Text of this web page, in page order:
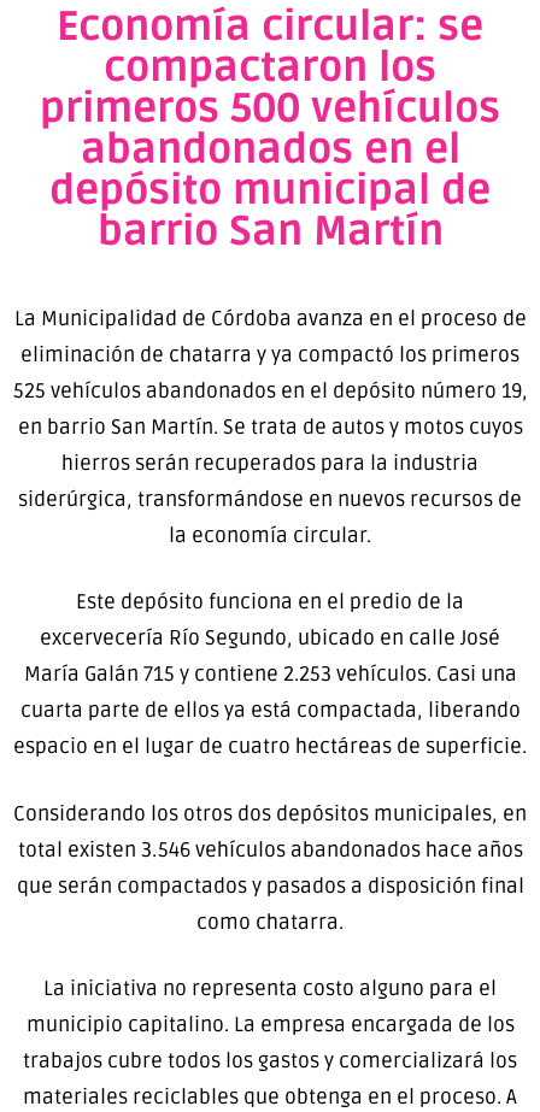
Economía circular: se
compactaron los
primeros 500 vehículos
abandonados en el
depósito municipal de
barrio San Martín
La Municipalidad de Córdoba avanza en el proceso de
eliminación de chatarra y ya compactó los primeros
525 vehículos abandonados en el depósito número 19,
en barrio San Martín. Se trata de autos y motos cuyos
hierros serán recuperados para la industria
siderúrgica, transformándose en nuevos recursos de
la economía circular.
Este depósito funciona en el predio de la
excervecería Río Segundo, ubicado en calle José
María Galán 715 y contiene 2.253 vehículos. Casi una
cuarta parte de ellos ya está compactada, liberando
espacio en el lugar de cuatro hectáreas de superficie.
Considerando los otros dos depósitos municipales, en
total existen 3.546 vehículos abandonados hace años
que serán compactados y pasados a disposición final
como chatarra.
La iniciativa no representa costo alguno para el
municipio capitalino. La empresa encargada de los
trabajos cubre todos los gastos y comercializará los
materiales reciclables que obtenga en el proceso. A